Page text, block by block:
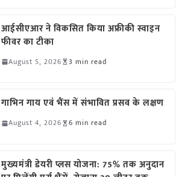
आईसीएआर ने विकसित किया अफ्रीकी स्वाइन
फीवर का टीका
August 5, 2026 3 min read
गाभिन गाय एवं भैंस में संभावित प्रसव के लक्षण
August 4, 2026 6 min read
मुख्यमंत्री डेयरी प्लस योजना: 75% तक अनुदान